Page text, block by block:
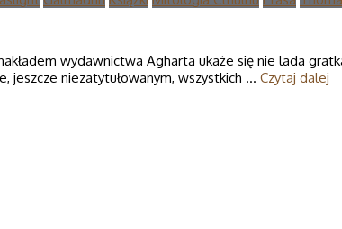
wydawnictwa Agharta ukaże się nie lada
jeszcze niezatytułowanym, wszystkich … Czytaj dalej